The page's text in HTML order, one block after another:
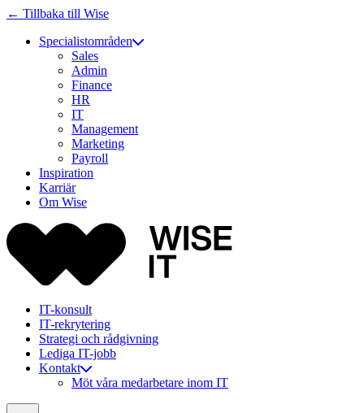
← Tillbaka till Wise
Specialistområden
Sales
Admin
Finance
HR
IT
Management
Marketing
Payroll
Inspiration
Karriär
Om Wise
IT-konsult
IT-rekrytering
Strategi och rådgivning
Lediga IT-jobb
Kontakt
Möt våra medarbetare inom IT